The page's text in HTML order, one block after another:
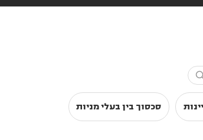

סכסוך בין בעלי מניות